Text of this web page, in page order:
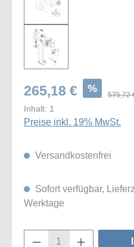
265,18 € %
575,72
Inhalt: 1
Preise inkl. 19% MwSt.
Versandkostenfrei
Sofort verfügbar,
Werktage
Produkt Anzahl: